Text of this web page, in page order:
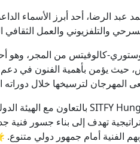
عبد الرضا، أحد أبرز الأسماء
والتلفزيوني والعمل
كالوفيتس من المجر، وهو أحد
حيث يؤمن بأهمية الفنون في
المهرجان لترسيخها خلال دوراته
تهدف إلى بناء جسور فنية
الفنية أمام جمهور دولي متنوع.